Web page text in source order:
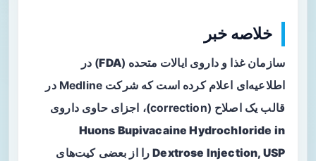
خلاصه خبر
سازمان غذا و داروی ایالات متحده (FDA) در
اطلاعیه‌ای اعلام کرده است که شرکت Medline در
قالب یک اصلاح (correction)، اجزای حاوی داروی
Huons Bupivacaine Hydrochloride in
Dextrose Injection, USPرا از بعضیکیت‌های